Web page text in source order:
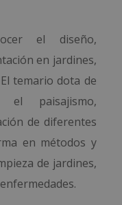
el diseño,
en jardines,
temario dota de
el paisajismo,
de diferentes
en métodos y
de jardines,